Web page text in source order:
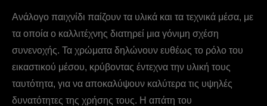
Ανάλογο παιχνίδι παίζουν τα υλικά και τα τεχνικά μέσα, με
τα οποία ο καλλιτέχνης διατηρεί μια γόνιμη σχέση
συνενοχής. Τα χρώματα δηλώνουν ευθέως το ρόλο του
εικαστικού μέσου, κρύβοντας έντεχνα την υλική τους
ταυτότητα, για να αποκαλύψουν καλύτερα τις υψηλές
δυνατότητες της χρήσης τους. Η απάτη του